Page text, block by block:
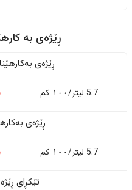
ڕێژەى به
ڕێژەى
5.7 لیتر/١٠٠ کم
ڕێژەى
5.7 لیتر/١٠٠ کم
تێکڕای